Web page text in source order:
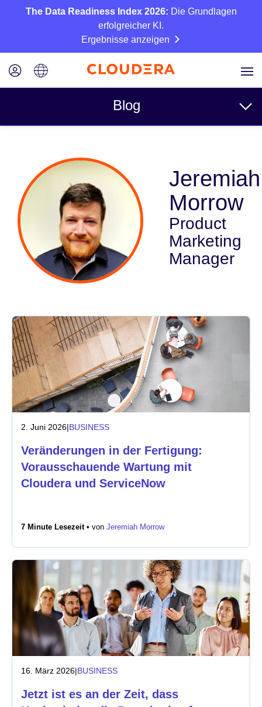
The Data Readiness Index 2026: Die Grundlagen
erfolgreicher KI.
Ergebnisse anzeigen
Blog
Business
Technisch
Kultur
Produktion
Versicherungen
Telekommunikation
Technologie
Öffentlicher Sektor
Gesundheitswesen
Bildung
Newsroom
Jeremiah
Morrow
Product
Marketing
Manager
2. Juni 2026|BUSINESS
Veränderungen in der Fertigung:
Vorausschauende Wartung mit
Cloudera und ServiceNow
7 Minute Lesezeit • von Jeremiah Morrow
16. März 2026|BUSINESS
Jetzt ist es an der Zeit, dass